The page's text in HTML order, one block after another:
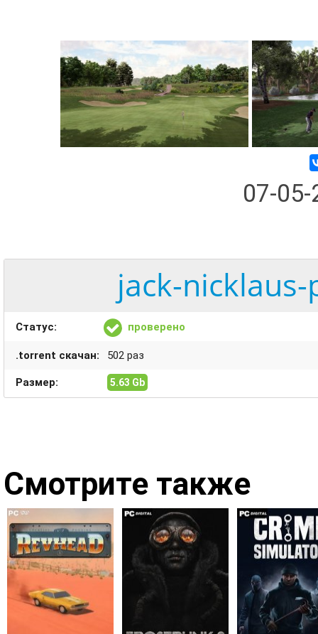
07-
jack-
Статус: проверено
.torrent скачан: 502 раз
Размер: 5.63 Gb
Смотрите также